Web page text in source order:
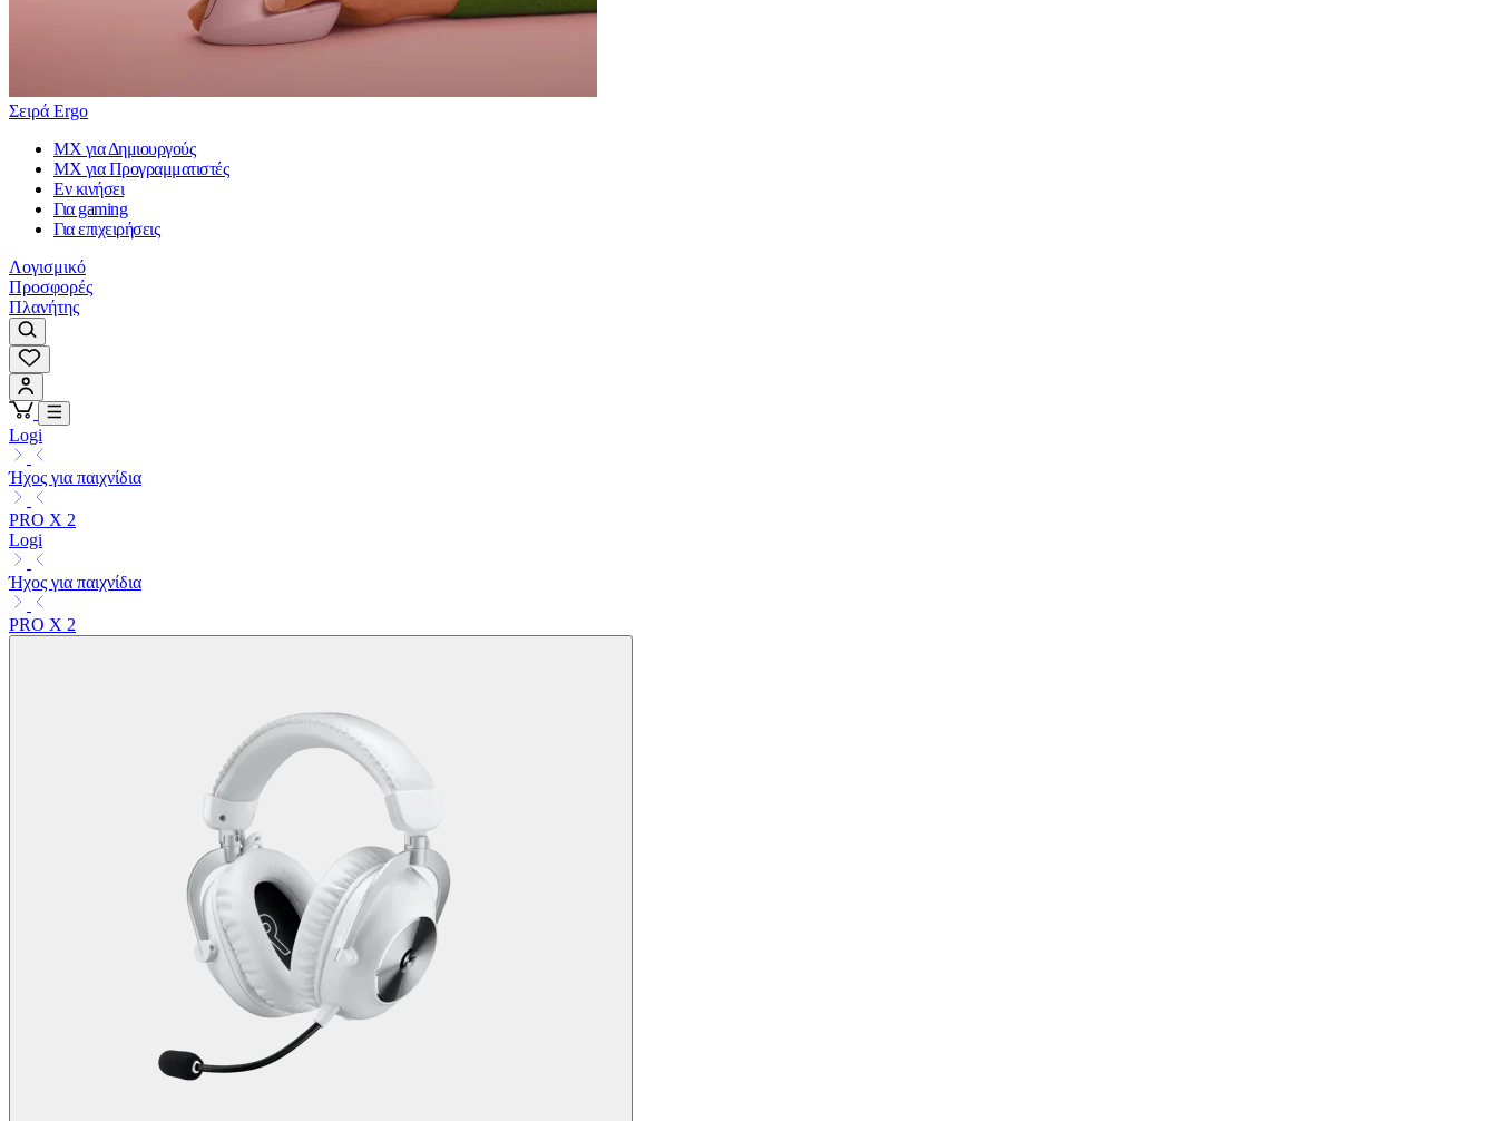
Σειρά Ergo
MX για Δημιουργούς
MX για Προγραμματιστές
Εν κινήσει
Για gaming
Για επιχειρήσεις
Λογισμικό
Προσφορές
Πλανήτης
Logi
Ήχος για παιχνίδια
PRO X 2
Logi
Ήχος για παιχνίδια
PRO X 2